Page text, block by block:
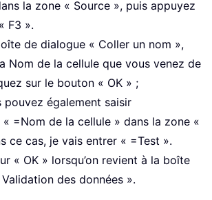
la zone « Source », puis appuyez
F3 ».
de dialogue « Coller un nom »,
Nom de la cellule que vous venez de
sur le bouton « OK » ;
pouvez également saisir
« =Nom de la cellule » dans la zone «
ce cas, je vais entrer « =Test ».
« OK » lorsqu’on revient à la boîte
des données ».